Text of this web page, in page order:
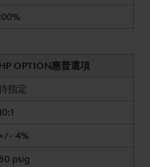
HP OPTION惠普選項
指定
+/- 4%
80 psig